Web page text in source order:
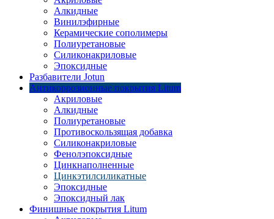
Алкидные
Винилэфирные
Керамические сополимеры
Полиуретановые
Силиконакриловые
Эпоксидные
Разбавители Jotun
Антикоррозионные покрытия Litum
Акриловые
Алкидные
Полиуретановые
Противоскользящая добавка
Силиконакриловые
Фенолэпоксидные
Цинкнаполненные
Цинкэтилсиликатные
Эпоксидные
Эпоксидный лак
Финишные покрытия Litum